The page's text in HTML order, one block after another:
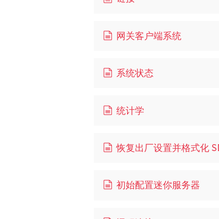
网关客户端系统
系统状态
统计学
恢复出厂设置并格式化
初始配置迷你服务器